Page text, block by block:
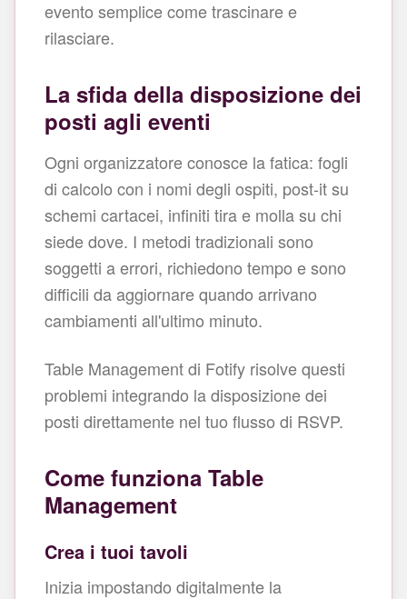
evento semplice come trascinare e
rilasciare.
La sfida della disposizione dei
posti agli eventi
Ogni organizzatore conosce la fatica: fogli
di calcolo con i nomi degli ospiti, post‑it su
schemi cartacei, infiniti tira e molla su chi
siede dove. I metodi tradizionali sono
soggetti a errori, richiedono tempo e sono
difficili da aggiornare quando arrivano
cambiamenti all'ultimo minuto.
Table Management di Fotify risolve questi
problemi integrando la disposizione dei
posti direttamente nel tuo flusso di RSVP.
Come funziona Table
Management
Crea i tuoi tavoli
Inizia impostando digitalmente la